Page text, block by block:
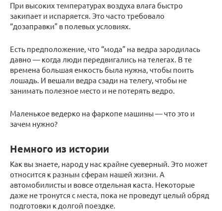
При высоких температурах воздуха влага быстро
закипает и испаряется. Это часто требовало
“дозаправки” в полевых условиях.
Есть предположение, что “мода” на ведра зародилась
давно — когда люди передвигались на телегах. В те
времена большая емкость была нужна, чтобы поить
лошадь. И вешали ведра сзади на телегу, чтобы не
занимать полезное место и не потерять ведро.
Маленькое ведерко на фаркопе машины — что это и
зачем нужно?
Немного из истории
Как вы знаете, народ у нас крайне суеверный. Это может
относится к разным сферам нашей жизни. А
автомобилисты и вовсе отдельная каста. Некоторые
даже не тронутся с места, пока не проведут целый обряд
подготовки к долгой поездке.